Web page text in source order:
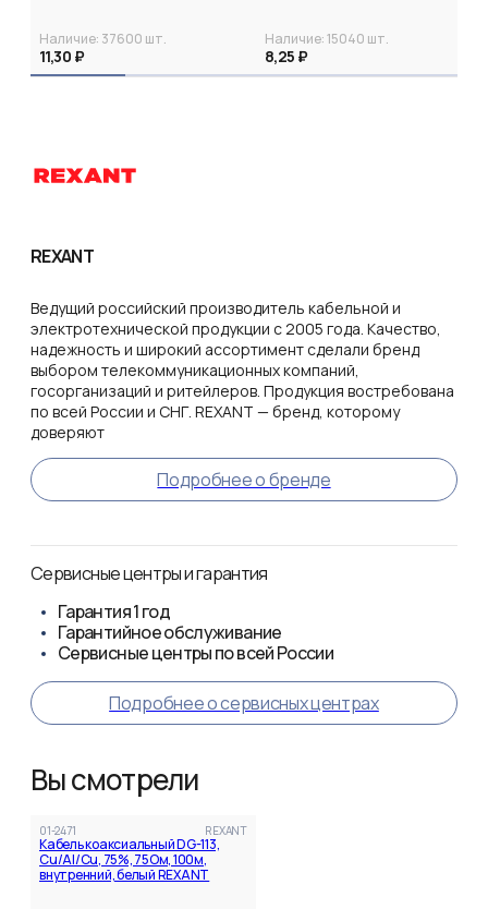
Наличие: 37600 шт.
11,30 ₽
Наличие:15040 шт.
8,25 ₽
REXANT
Ведущий российский производитель кабельной и
электротехнической продукции с 2005 года. Качество,
надежность и широкий ассортимент сделали бренд
выбором телекоммуникационных компаний,
госорганизаций и ритейлеров. Продукция востребована
по всей России и СНГ. REXANT — бренд, которому
доверяют
Подробнее о бренде
Сервисные центры и гарантия
Гарантия1 год
Гарантийное обслуживание
Сервисные центры по всей России
Подробнее о сервисных центрах
Вы смотрели
01-2471 REXANT
Кабель коаксиальный DG-113,
Cu/Al/Cu, 75%, 75Ом, 100м,
внутренний, белый REXANT